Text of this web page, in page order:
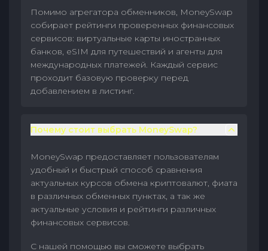
Помимо агрегатора обменников, MoneySwap
собирает рейтинги проверенных финансовых
сервисов: виртуальные карты иностранных
банков, eSIM для путешествий и агенты для
международных платежей. Каждый сервис
проходит базовую проверку перед
добавлением в листинг.
Почему стоит выбрать MoneySwap?
MoneySwap предоставляет пользователям
удобный и быстрый способ сравнения
актуальных курсов обмена криптовалют, фиата
в различных обменных пунктах, а так же
актуальные условия и рейтинги различных
финансовых сервисов.
С нашей помощью вы сможете выбрать